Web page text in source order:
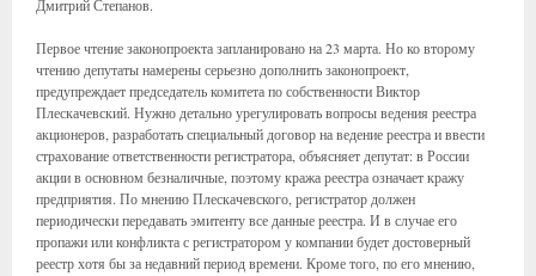
Дмитрий Степанов.
Первое чтение законопроекта запланировано на 23 марта. Но ко второму
чтению депутаты намерены серьезно дополнить законопроект,
предупреждает председатель комитета по собственности Виктор
Плескачевский. Нужно детально урегулировать вопросы ведения реестра
акционеров, разработать специальный договор на ведение реестра и ввести
страхование ответственности регистратора, объясняет депутат: в России
акции в основном безналичные, поэтому кража реестра означает кражу
предприятия. По мнению Плескачевского, регистратор должен
периодически передавать эмитенту все данные реестра. И в случае его
пропажи или конфликта с регистратором у компании будет достоверный
реестр хотя бы за недавний период времени. Кроме того, по его мнению,